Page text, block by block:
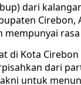
dari
Cirebon,
di Kota
dari
untuk